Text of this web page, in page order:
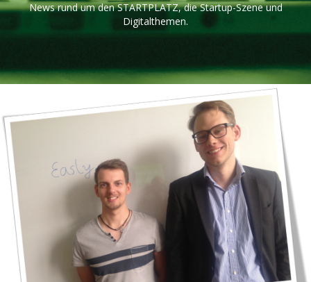
News rund um den STARTPLATZ, die Startup-Szene und
Digitalthemen.